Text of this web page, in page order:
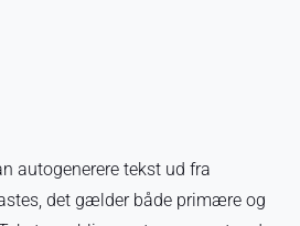
autogenerere tekst ud fra
det gælder både primære og